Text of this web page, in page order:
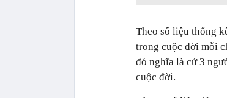
Theo số liệu thống
trong cuộc đời mỗi
đó nghĩa là cứ 3
cuộc đời.